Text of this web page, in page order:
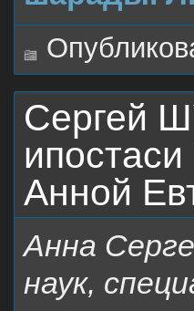
Сергей
Анной
Анна
наук,